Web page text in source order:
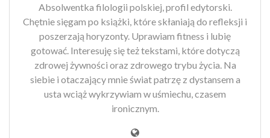
Absolwentka filologii polskiej, profil edytorski.
Chętnie sięgam po książki, które skłaniają do refleksji i
poszerzają horyzonty. Uprawiam fitness i lubię
gotować. Interesuję się też tekstami, które dotyczą
zdrowej żywności oraz zdrowego trybu życia. Na
siebie i otaczający mnie świat patrzę z dystansem a
usta wciąż wykrzywiam w uśmiechu, czasem
ironicznym.